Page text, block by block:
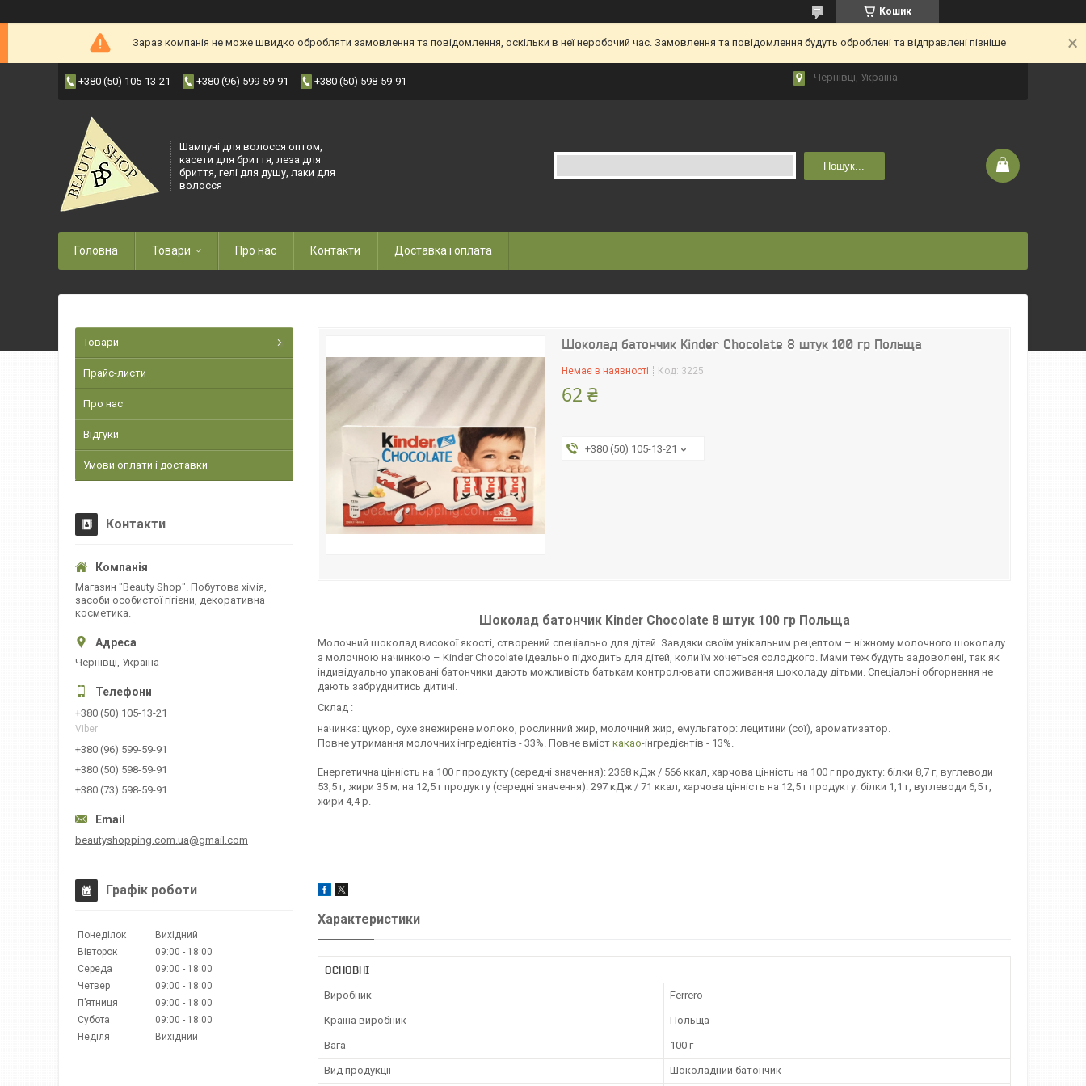
Кошик
Зараз компанія не може швидко обробляти замовлення та повідомлення, оскільки в неї неробочий час. Замовлення та повідомлення будуть оброблені та відправлені пізніше
+380 (50) 105-13-21 +380 (96) 599-59-91 +380 (50) 598-59-91 Чернівці, Україна
Шампуні для волосся оптом,
касети для бриття, леза для
бриття, гелі для душу, лаки для
волосся
Пошук...
Головна Товари Про нас Контакти Доставка і оплата
Шоколад батончик Kinder Chocolate 8 штук 100 гр Польща
Немає в наявності Код: 3225
62 ₴
+380 (50) 105-13-21
Шоколад батончик Kinder Chocolate 8 штук 100 гр Польща
Молочний шоколад високої якості, створений спеціально для дітей. Завдяки своїм унікальним рецептом – ніжному молочного шоколаду
з молочною начинкою – Kinder Chocolate ідеально підходить для дітей, коли їм хочеться солодкого. Мами теж будуть задоволені, так як
індивідуально упаковані батончики дають можливість батькам контролювати споживання шоколаду дітьми. Спеціальні обгорнення не
дають забруднитись дитині.
Склад :
начинка: цукор, сухе знежирене молоко, рослинний жир, молочний жир, емульгатор: лецитини (сої), ароматизатор.
Повне утримання молочних інгредієнтів - 33%. Повне вміст какао-інгредієнтів - 13%.
Енергетична цінність на 100 г продукту (середні значення): 2368 кДж / 566 ккал, харчова цінність на 100 г продукту: білки 8,7 г, вуглеводи
53,5 г, жири 35 м; на 12,5 г продукту (середні значення): 297 кДж / 71 ккал, харчова цінність на 12,5 г продукту: білки 1,1 г, вуглеводи 6,5 г,
жири 4,4 р.
Характеристики
ОСНОВНІ
Виробник Ferrero
Країна виробник Польща
Вага 100 г
Вид продукції Шоколадний батончик
Товари
Прайс-листи
Про нас
Відгуки
Умови оплати і доставки
Контакти
Магазин "Beauty Shop". Побутова хімія,
засоби особистої гігієни, декоративна
косметика.
Чернівці, Україна
+380 (50) 105-13-21
Viber
+380 (96) 599-59-91
+380 (50) 598-59-91
+380 (73) 598-59-91
beautyshopping.com.ua@gmail.com
Графік роботи
Понеділок
Вихідний
Вівторок
09:00
18:00
Середа
09:00
18:00
Четвер
09:00
18:00
Пʼятниця
09:00
18:00
Субота
09:00
18:00
Неділя
Вихідний